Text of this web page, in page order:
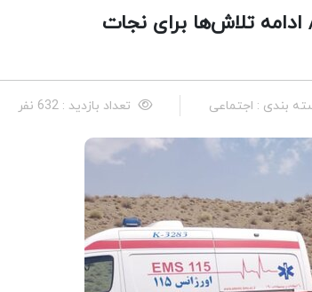
استان کرمان / محبوس شدن ۲ نفر / ادامه تلاش‌ها برای نجات
بندی : اجتماعی تعداد بازدید : 632 نفر